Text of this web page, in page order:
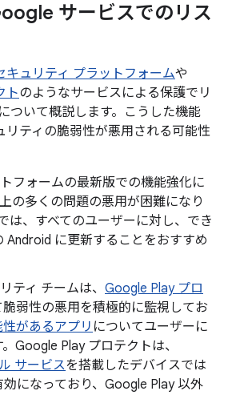
サービスでのリス
キュリティ プラットフォームや
トのようなサービスによる保護でリ
ついて概説します。こうした機能
リティの脆弱性が悪用される可能性
フォームの最新版での機能強化に
の多くの問題の悪用が困難になり
は、すべてのユーザーに対し、でき
Android に更新することをおすすめ
ティ チームは、 Google Play プロ
脆弱性の悪用を積極的に監視してお
があるアプリ についてユーザーに
Google Play プロテクトは、
サービスを搭載したデバイスでは
になっており、Google Play 以外